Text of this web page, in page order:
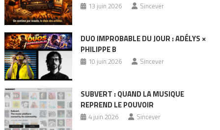
13 juin 2026 Sincever
DUO IMPROBABLE DU JOUR : ADÉLYS ×
PHILIPPE B
10 juin 2026 Sincever
SUBVERT : QUAND LA MUSIQUE
REPREND LE POUVOIR
4 juin 2026 Sincever